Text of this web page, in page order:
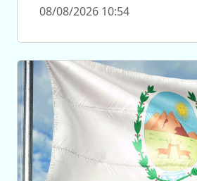
08/08/2026 10:54